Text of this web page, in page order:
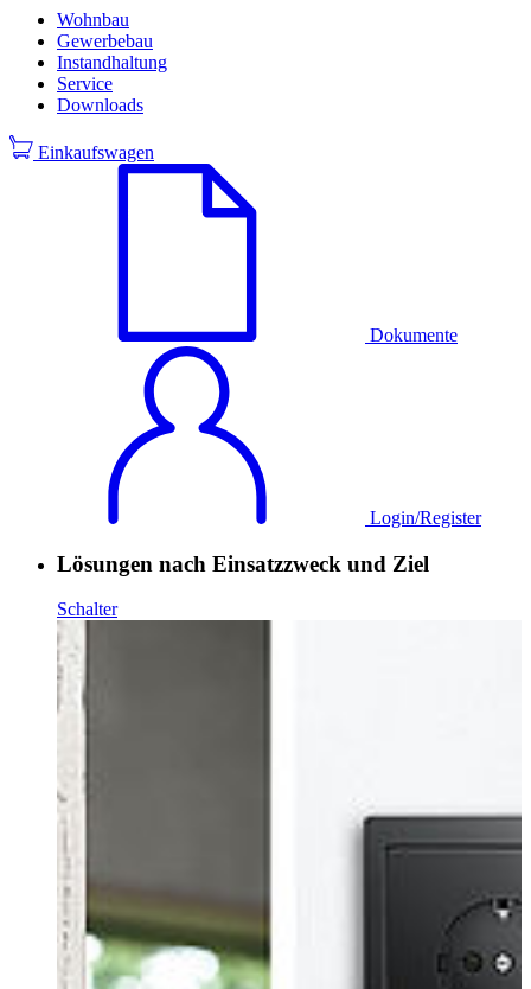
Wohnbau
Gewerbebau
Instandhaltung
Service
Downloads
Einkaufswagen
Dokumente
Login/Register
Lösungen nach Einsatzzweck und Ziel
Schalter